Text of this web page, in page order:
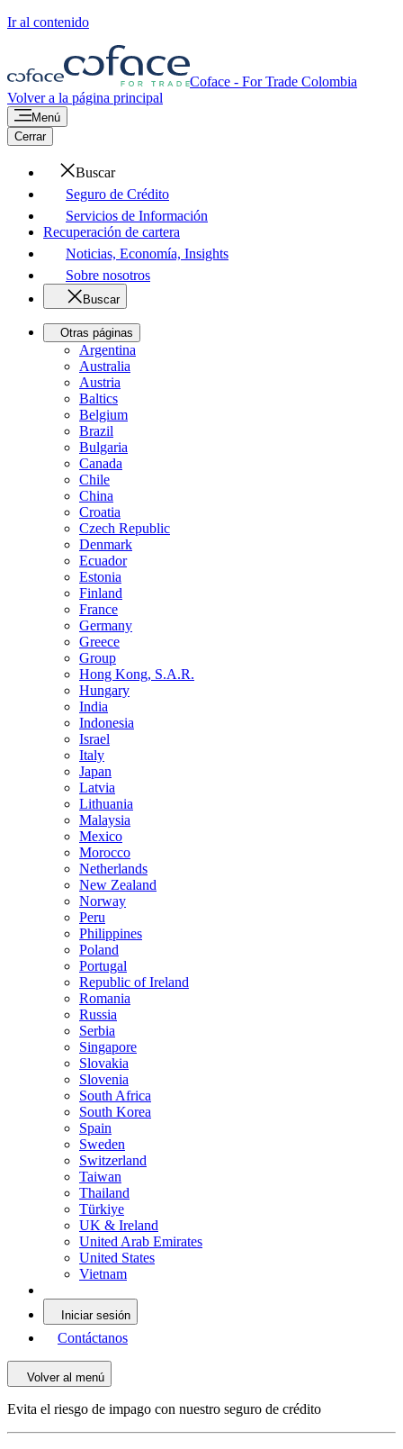
Ir al contenido
Coface - For Trade Colombia
Volver a la página principal
Menú
Cerrar
Buscar
Seguro de Crédito
Servicios de Información
Recuperación de cartera
Noticias, Economía, Insights
Sobre nosotros
Buscar
Otras páginas
Argentina
Australia
Austria
Baltics
Belgium
Brazil
Bulgaria
Canada
Chile
China
Croatia
Czech Republic
Denmark
Ecuador
Estonia
Finland
France
Germany
Greece
Group
Hong Kong, S.A.R.
Hungary
India
Indonesia
Israel
Italy
Japan
Latvia
Lithuania
Malaysia
Mexico
Morocco
Netherlands
New Zealand
Norway
Peru
Philippines
Poland
Portugal
Republic of Ireland
Romania
Russia
Serbia
Singapore
Slovakia
Slovenia
South Africa
South Korea
Spain
Sweden
Switzerland
Taiwan
Thailand
Türkiye
UK & Ireland
United Arab Emirates
United States
Vietnam
Iniciar sesión
Contáctanos
Volver al menú
Evita el riesgo de impago con nuestro seguro de crédito